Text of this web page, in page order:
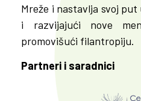
Mreže i nastavlja svoj
i razvijajući nove
promovišući filantropiju.
Partneri i saradnici